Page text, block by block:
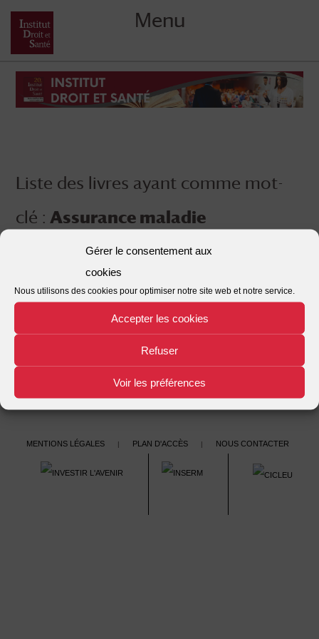
Gérer le consentement aux
cookies
Nous utilisons des cookies pour optimiser notre site web et notre service.
Accepter les cookies
Refuser
Voir les préférences
Menu
content
Liste des livres ayant comme mot-
clé : Assurance maladie
Médicament Concurrence Système
de santé Dépenses de santé
Mentions légales | Plan d'accès | Nous contacter